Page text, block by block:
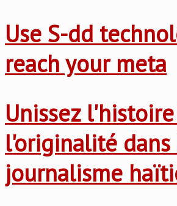
Use S-dd
reach your meta
Unissez
l'originalité dans
journalisme